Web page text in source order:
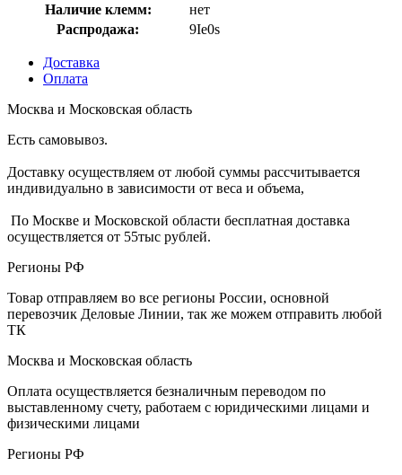
Наличие клемм:
нет
Распродажа:
9Ie0s
Доставка
Оплата
Москва и Московская область
Есть самовывоз.
Доставку осуществляем от любой суммы рассчитывается
индивидуально в зависимости от веса и объема,
По Москве и Московской области бесплатная доставка
осуществляется от 55тыс рублей.
Регионы РФ
Товар отправляем во все регионы России, основной
перевозчик Деловые Линии, так же можем отправить любой
ТК
Москва и Московская область
Оплата осуществляется безналичным переводом по
выставленному счету, работаем с юридическими лицами и
физическими лицами
Регионы РФ